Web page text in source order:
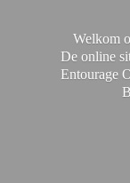
Welkom
De online
Entourage